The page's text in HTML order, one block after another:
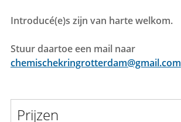
Introducé(e)s zijn van harte welkom.
Stuur daartoe een mail naar
chemischekringrotterdam@gmail.com
Prijzen